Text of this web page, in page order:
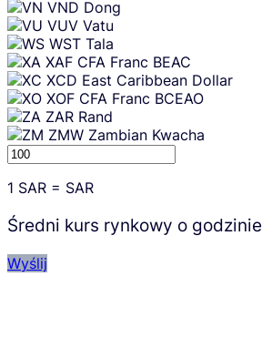
VND Dong
VUV Vatu
WST Tala
XAF CFA Franc BEAC
XCD East Caribbean Dollar
XOF CFA Franc BCEAO
ZAR Rand
ZMW Zambian Kwacha
1 SAR = SAR
Średni kurs rynkowy o godzinie
Wyślij